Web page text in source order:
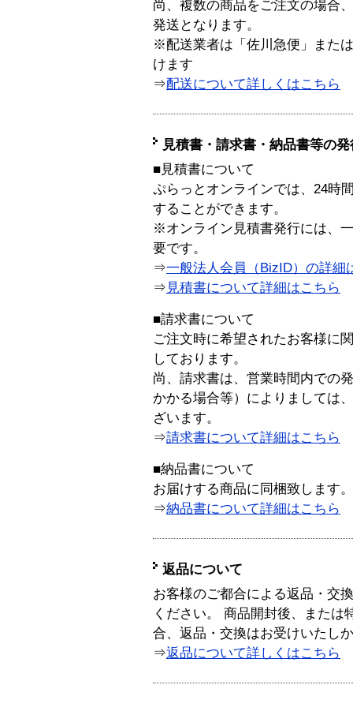
尚、複数の商品をご注文の場合
発送となります。
※配送業者は「佐川急便」また
けます
⇒配送について詳しくはこちら
見積書・請求書・納品書等の
■見積書について
ぷらっとオンラインでは、24時
することができます。
※オンライン見積書発行には、
要です。
⇒一般法人会員（BizID）の詳細
⇒ 見積書について詳細はこちら
■請求書について
ご注文時に希望されたお客様に
しております。
尚、請求書は、営業時間内での
かかる場合等）によりましては
ざいます。
⇒請求書について詳細はこちら
■納品書について
お届けする商品に同梱致します。
⇒納品書について詳細はこちら
返品について
お客様のご都合による返品・交
ください。 商品開封後、または
合、返品・交換はお受けいたし
⇒返品について詳しくはこちら